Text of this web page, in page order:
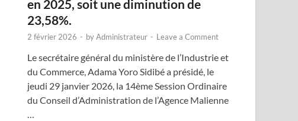
en 2025, soit une diminution de
23,58%.
2 février 2026 - byAdministrateur - Leave a Comment
Le secrétaire général du ministère de l’Industrie et
du Commerce, Adama Yoro Sidibé a présidé, le
jeudi 29 janvier 2026, la 14ème Session Ordinaire
du Conseil d’Administration de l’Agence Malienne
…